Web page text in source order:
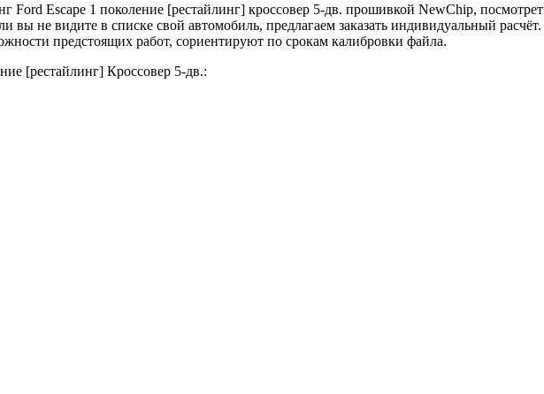
Escape 1 поколение [рестайлинг] кроссовер 5-дв. прошивкой NewChip,
вы не видите в списке свой автомобиль, предлагаем заказать индивидуальный
предстоящих работ, сориентируют по срокам калибровки файла.
[рестайлинг] Кроссовер 5-дв.: